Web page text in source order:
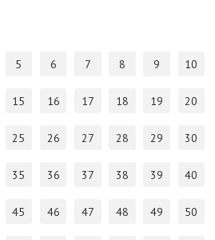
5 6 7 8 9 10
15 16 17 18 19 20
25 26 27 28 29 30
35 36 37 38 39 40
45 46 47 48 49 50